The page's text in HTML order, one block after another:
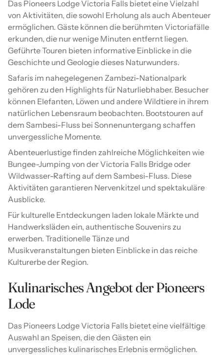
Das Pioneers Lodge Victoria Falls bietet eine Vielzahl
von Aktivitäten, die sowohl Erholung als auch Abenteuer
ermöglichen. Gäste können die berühmten Victoriafälle
erkunden, die nur wenige Minuten entfernt liegen.
Geführte Touren bieten informative Einblicke in die
Geschichte und Geologie dieses Naturwunders.
Safaris im nahegelegenen Zambezi-Nationalpark
gehören zu den Highlights für Naturliebhaber. Besucher
können Elefanten, Löwen und andere Wildtiere in ihrem
natürlichen Lebensraum beobachten. Bootstouren auf
dem Sambesi-Fluss bei Sonnenuntergang schaffen
unvergessliche Momente.
Abenteuerlustige finden zahlreiche Möglichkeiten wie
Bungee-Jumping von der Victoria Falls Bridge oder
Wildwasser-Rafting auf dem Sambesi-Fluss. Diese
Aktivitäten garantieren Nervenkitzel und spektakuläre
Ausblicke.
Für kulturelle Entdeckungen laden lokale Märkte und
Handwerksläden ein, authentische Souvenirs zu
erwerben. Traditionelle Tänze und
Musikveranstaltungen bieten Einblicke in das reiche
Kulturerbe der Region.
Kulinarisches Angebot der Pioneers
Lode
Das Pioneers Lodge Victoria Falls bietet eine vielfältige
Auswahl an Speisen, die den Gästen ein
unvergessliches kulinarisches Erlebnis ermöglichen.